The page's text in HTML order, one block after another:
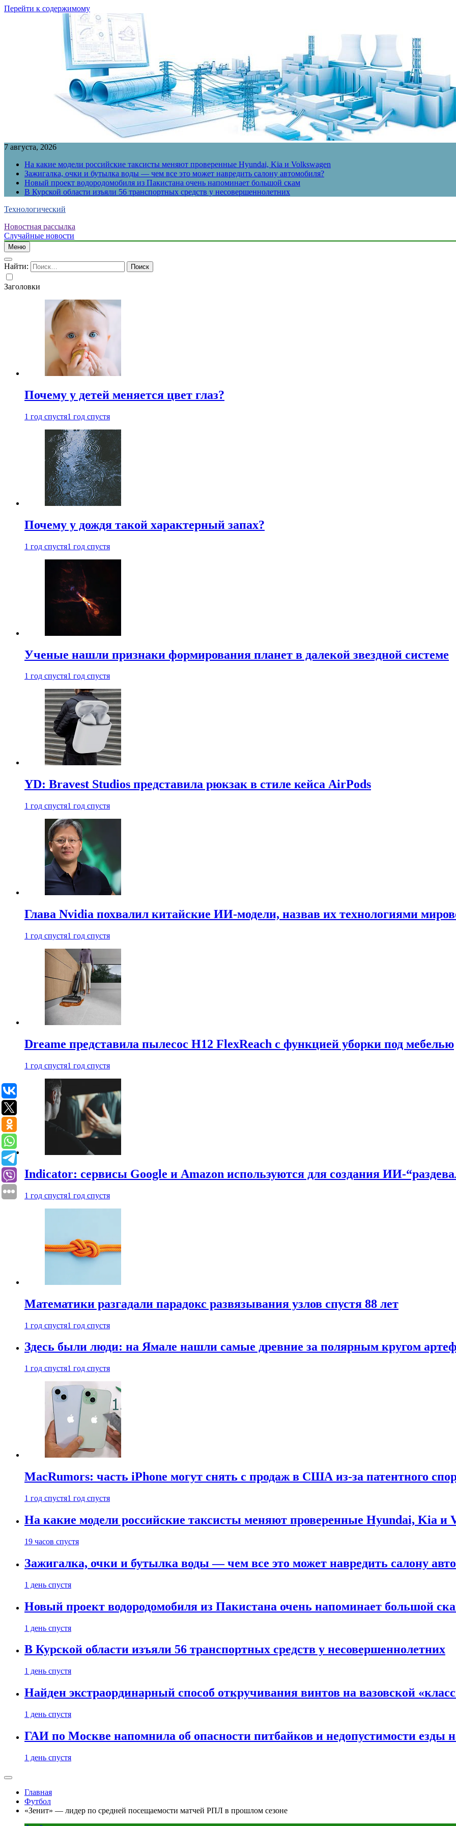
Перейти к содержимому
7 августа, 2026
На какие модели российские таксисты меняют проверенные Hyundai, Kia и Volkswagen
Зажигалка, очки и бутылка воды — чем все это может навредить салону автомобиля?
Новый проект водородомобиля из Пакистана очень напоминает большой скам
В Курской области изъяли 56 транспортных средств у несовершеннолетних
Технологический
Новостная рассылка
Случайные новости
Меню
Найти:
Заголовки
Почему у детей меняется цвет глаз?
1 год спустя1 год спустя
Почему у дождя такой характерный запах?
1 год спустя1 год спустя
Ученые нашли признаки формирования планет в далекой звездной системе
1 год спустя1 год спустя
YD: Bravest Studios представила рюкзак в стиле кейса AirPods
1 год спустя1 год спустя
Глава Nvidia похвалил китайские ИИ-модели, назвав их технологиями
1 год спустя1 год спустя
Dreame представила пылесос H12 FlexReach с функцией уборки под мебелью
1 год спустя1 год спустя
Indicator: сервисы Google и Amazon используются для создания ИИ-
1 год спустя1 год спустя
Математики разгадали парадокс развязывания узлов спустя 88 лет
1 год спустя1 год спустя
Здесь были люди: на Ямале нашли самые древние за полярным кругом
1 год спустя1 год спустя
MacRumors: часть iPhone могут снять с продаж в США из-за патентного
1 год спустя1 год спустя
На какие модели российские таксисты меняют проверенные Hyundai, Kia и
19 часов спустя
Зажигалка, очки и бутылка воды — чем все это может навредить салону
1 день спустя
Новый проект водородомобиля из Пакистана очень напоминает большой
1 день спустя
В Курской области изъяли 56 транспортных средств у несовершеннолетних
1 день спустя
Найден экстраординарный способ откручивания винтов на вазовской
1 день спустя
ГАИ по Москве напомнила об опасности питбайков и недопустимости езды
1 день спустя
Главная
Футбол
«Зенит» — лидер по средней посещаемости матчей РПЛ в прошлом сезоне